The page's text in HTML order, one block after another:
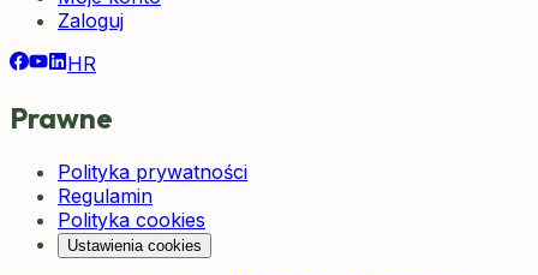
Zaloguj
HR
Prawne
Polityka prywatności
Regulamin
Polityka cookies
Ustawienia cookies